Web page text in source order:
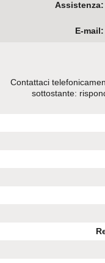
Assistenza:
E-mail:
Contattaci
sottostante: